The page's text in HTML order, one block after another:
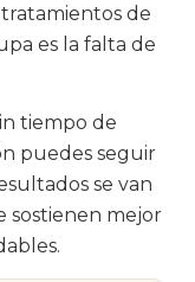
de
es la falta de
tiempo de
puedes seguir
se van
sostienen mejor